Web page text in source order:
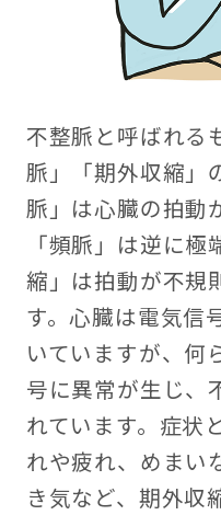
不整脈と呼ばれる
脈」「期外収縮」
脈」は心臓の拍動
「頻脈」は逆に
縮」は拍動が不規
す。心臓は電気信
いていますが、何
号に異常が生じ、
れています。症状
れや疲れ、めまい
き気など、期外収